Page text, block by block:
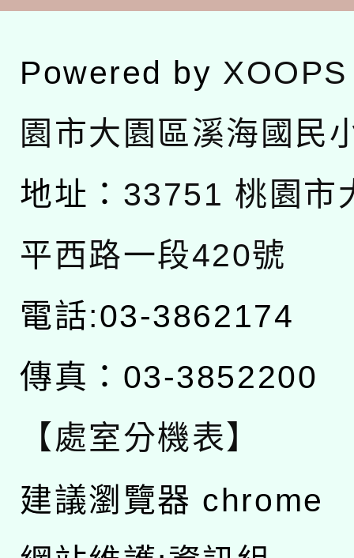
Powered by XOOPS
園市大園區溪海國民
地址： 33751 桃園市
平西路一段420號
電話:03-3862174
傳真：03-3852200
【處室分機表】
建議瀏覽器 chrome